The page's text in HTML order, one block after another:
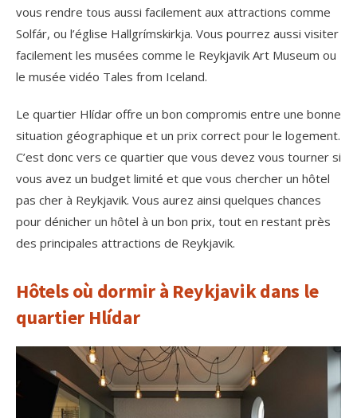
vous rendre tous aussi facilement aux attractions comme
Solfár, ou l’église Hallgrímskirkja. Vous pourrez aussi visiter
facilement les musées comme le Reykjavik Art Museum ou
le musée vidéo Tales from Iceland.
Le quartier Hlídar offre un bon compromis entre une bonne
situation géographique et un prix correct pour le logement.
C’est donc vers ce quartier que vous devez vous tourner si
vous avez un budget limité et que vous chercher un hôtel
pas cher à Reykjavik. Vous aurez ainsi quelques chances
pour dénicher un hôtel à un bon prix, tout en restant près
des principales attractions de Reykjavik.
Hôtels où dormir à Reykjavik dans le
quartier Hlídar